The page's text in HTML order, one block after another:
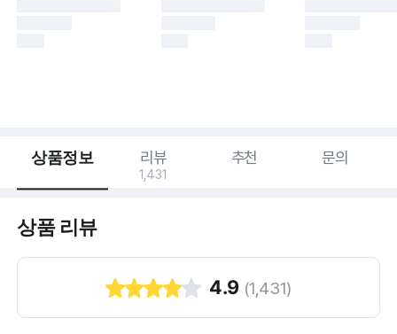
상품정보 리뷰
1,431
추천 문의
상품 리뷰
4.9 (1,431)